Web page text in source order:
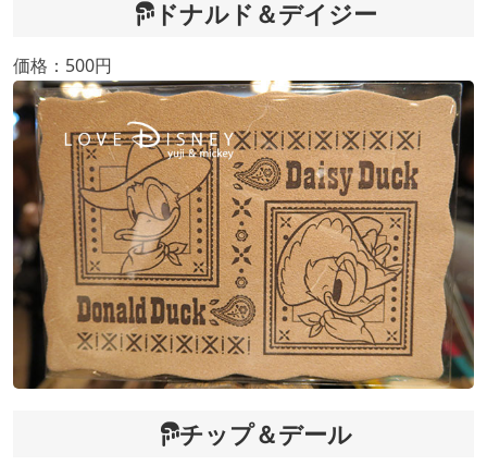
ドナルド＆デイジー
価格：500円
チップ＆デール